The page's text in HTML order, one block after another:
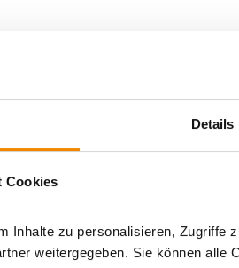
Details
Cookies
Inhalte zu personalisieren, Zugriffe
weitergegeben. Sie können alle
vorrangig für den Einsatz in
GV60 wird über Batterien
integrierter Thermostatfunktion. Mit
regulieren und auch die
Heizzeiten ganz nach Ihren
für Ihre Fernbedienung.